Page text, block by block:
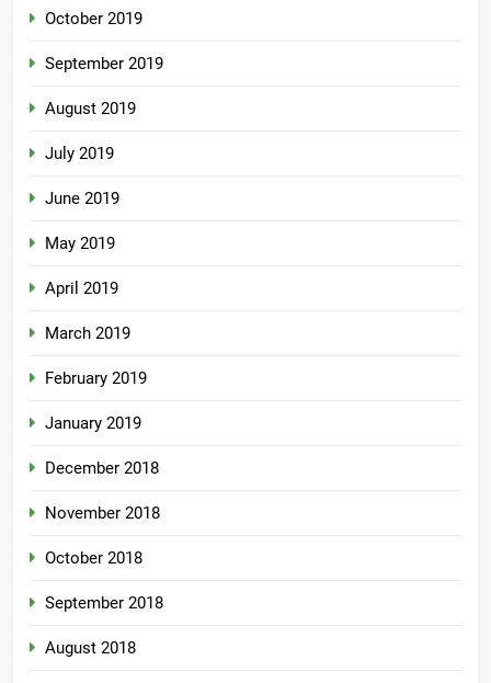
October 2019
September 2019
August 2019
July 2019
June 2019
May 2019
April 2019
March 2019
February 2019
January 2019
December 2018
November 2018
October 2018
September 2018
August 2018